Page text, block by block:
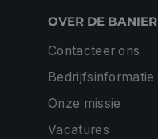
OVER DE BANIER
Contacteer ons
Bedrijfsinformatie
Onze missie
Vacatures